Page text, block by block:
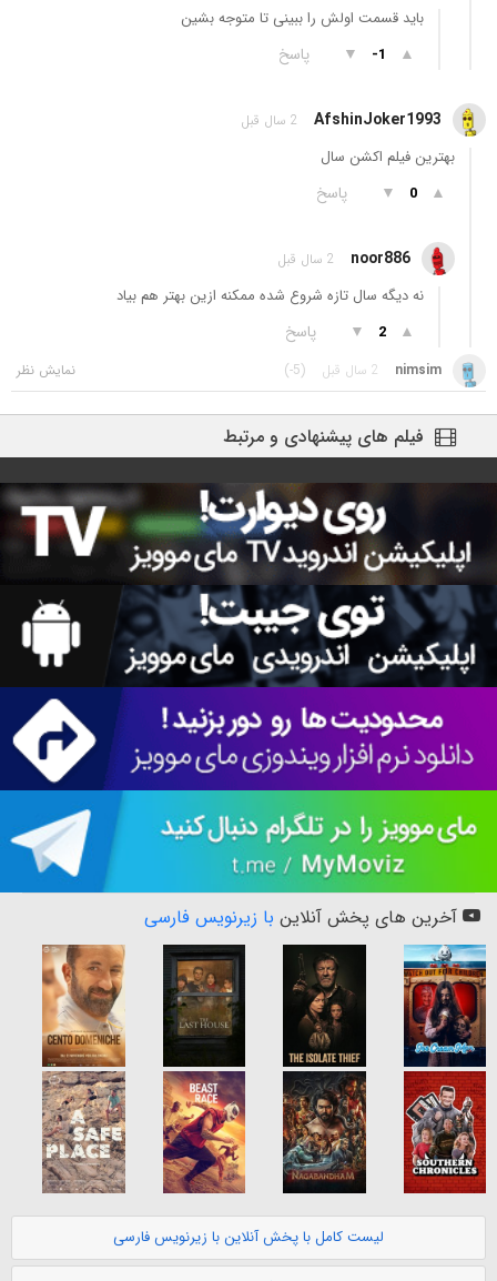
باید قسمت اولش را ببینی تا متوجه بشین
▲
-1
▼ پاسخ
AfshinJoker1993 2 سال قبل
بهترین فیلم اکشن سال
▲
0
▼ پاسخ
noor886 2 سال قبل
نه دیگه سال تازه شروع شده ممکنه ازین بهتر هم بیاد
▲
2
▼ پاسخ
nimsim 2 سال قبل (-5)
فیلم های پیشنهادی و مرتبط
آخرین های پخش آنلاین با زیرنویس فارسی
لیست کامل با پخش آنلاین با زیرنویس فارسی